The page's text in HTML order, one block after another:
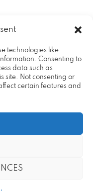
technologies like
Consenting to
data such as
site. Not consenting or
certain features and
Vimodrone (MI) Partita